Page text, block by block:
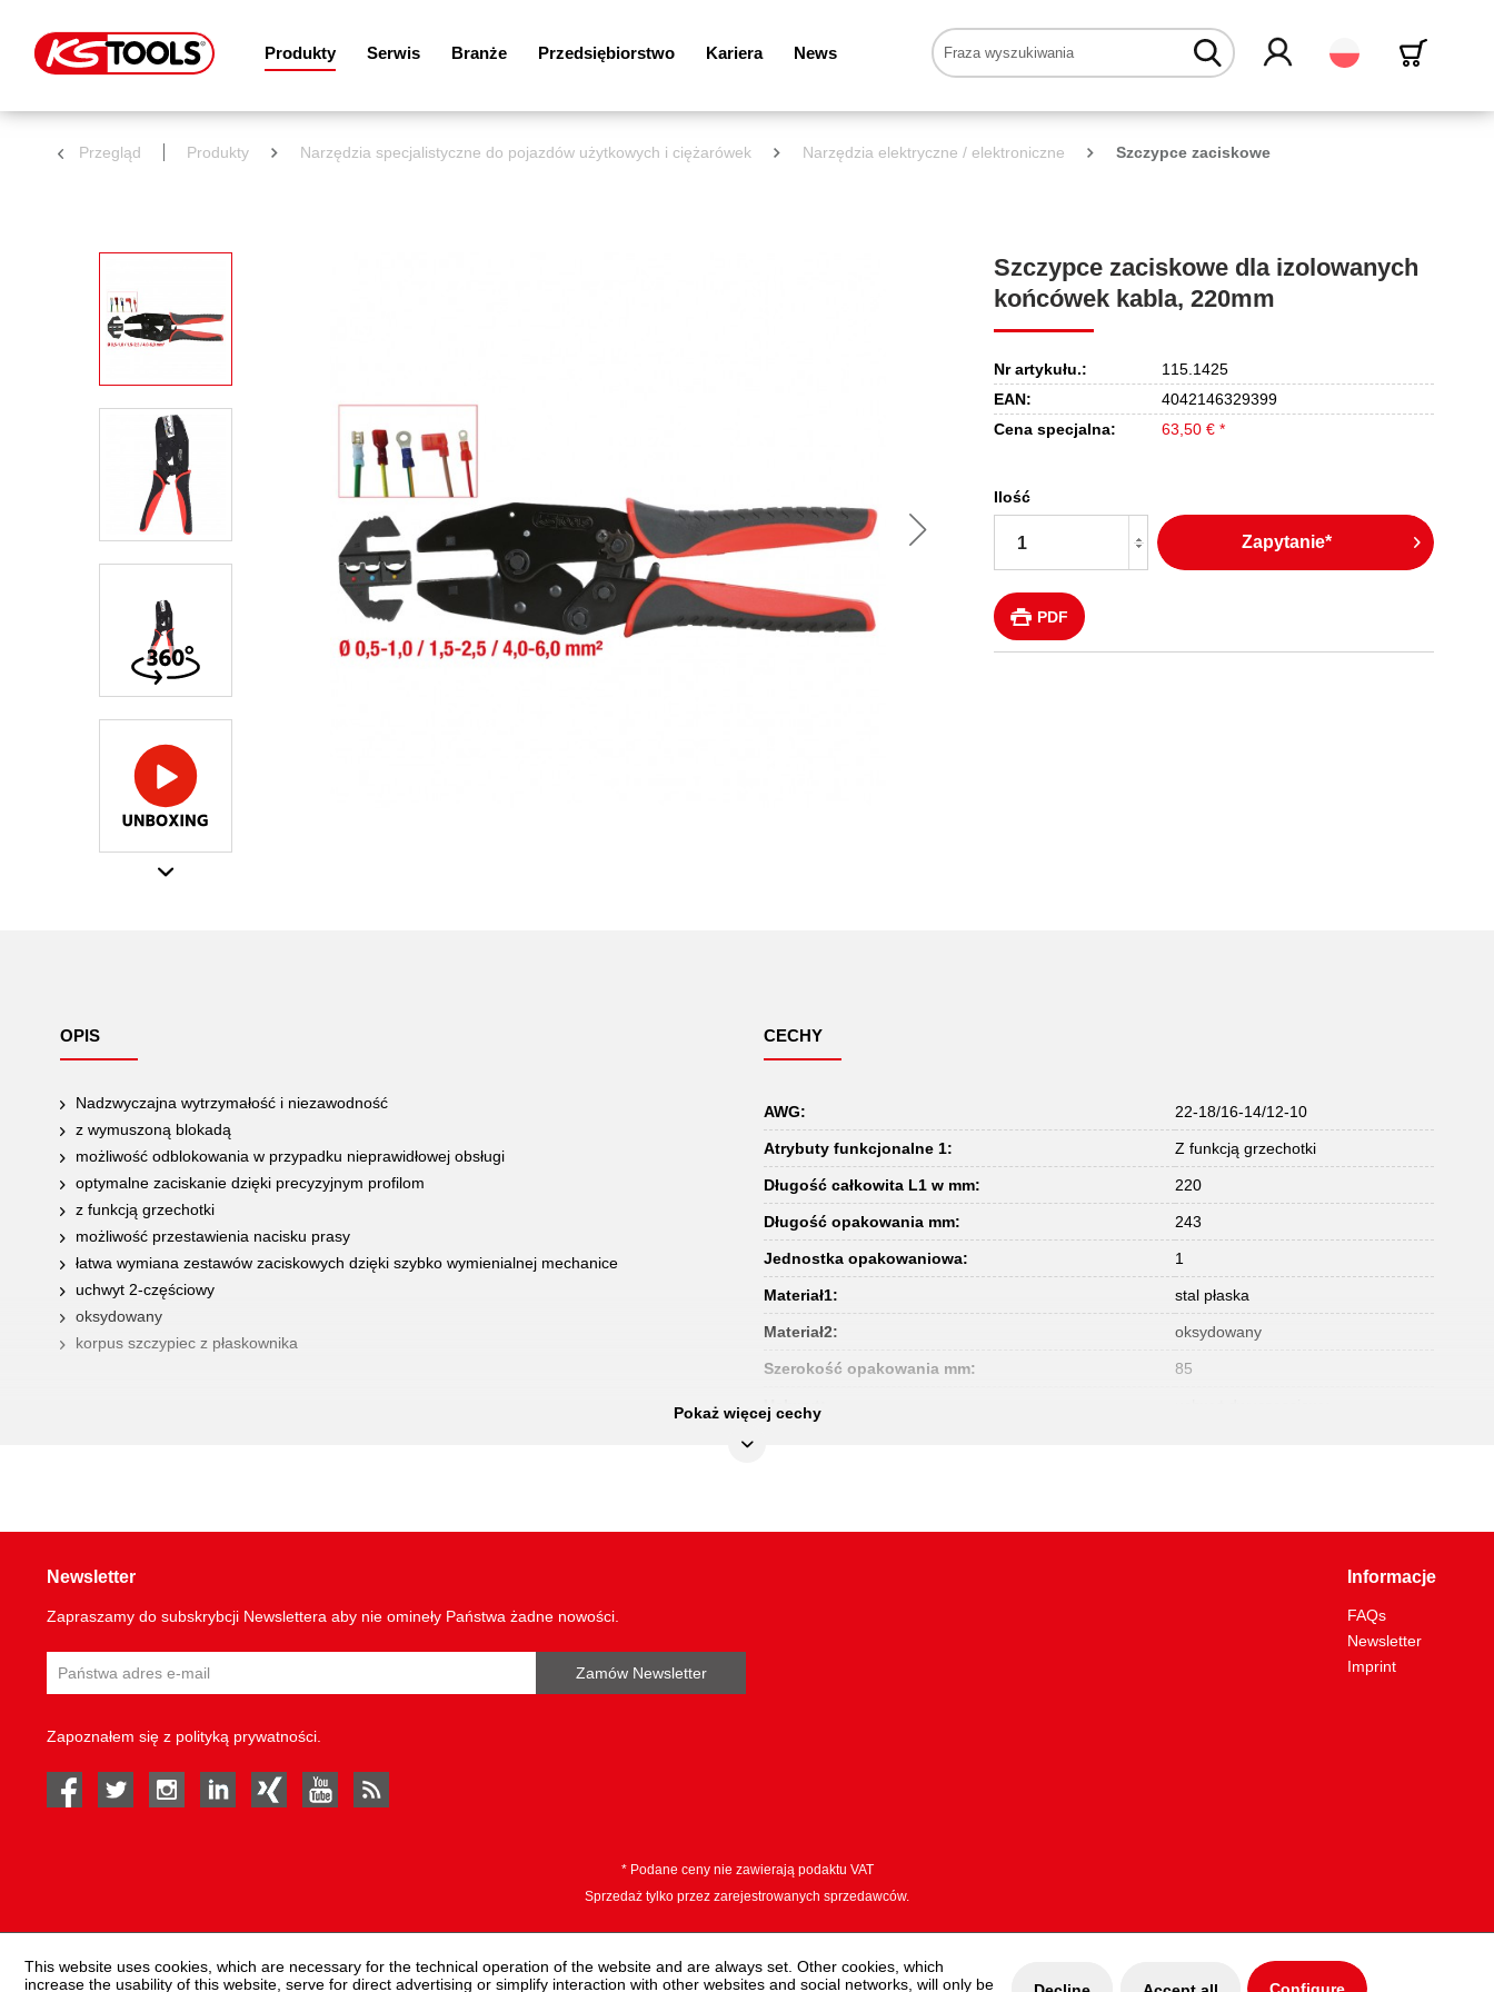
Produkty Serwis Branże Przedsiębiorstwo Kariera News Polski
Przegląd Produkty Narzędzia specjalistyczne do pojazdów użytkowych i ciężarówek Narzędzia elektryczne / elektroniczne Szczypce zaciskowe
Szczypce zaciskowe dla izolowanych
końcówek kabla, 220mm
Nr artykułu.:
115.1425
EAN:
4042146329399
Cena specjalna:
63,50 € *
Ilość
Zapytanie*
PDF
OPIS
Nadzwyczajna wytrzymałość i niezawodność
z wymuszoną blokadą
możliwość odblokowania w przypadku nieprawidłowej obsługi
optymalne zaciskanie dzięki precyzyjnym profilom
z funkcją grzechotki
możliwość przestawienia nacisku prasy
łatwa wymiana zestawów zaciskowych dzięki szybko wymienialnej mechanice
uchwyt 2-częściowy
oksydowany
korpus szczypiec z płaskownika
CECHY
AWG: 22-18/16-14/12-10
Atrybuty funkcjonalne 1: Z funkcją grzechotki
Długość całkowita L1 w mm: 220
Długość opakowania mm: 243
Jednostka opakowaniowa: 1
Materiał1: stal płaska
Materiał2: oksydowany
Szerokość opakowania mm: 85
Uchwyt:
Pokaż więcej cechy
Newsletter
Zapraszamy do subskrybcji Newslettera aby nie omineły Państwa żadne nowości.
Zamów Newsletter
Zapoznałem się z polityką prywatności
facebook twitter instagramlinked in Xing youtube
Informacje
FAQs
Newsletter
Imprint
* Podane ceny nie zawierają podaktu VAT
Sprzedaż tylko przez zarejestrowanych sprzedawców.
This website uses cookies, which are necessary for the technical operation of the website and are always set. Other cookies, which
increase the usability of this website, serve for direct advertising or simplify interaction with other websites and social networks, will only be